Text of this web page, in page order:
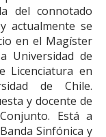
del connotado
actualmente se
en el Magíster
Universidad de
Licenciatura en
de Chile.
y docente de
Está a
Sinfónica y